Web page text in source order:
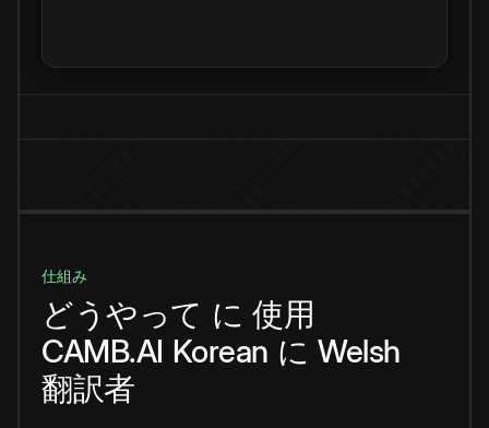
仕組み
どうやって に 使用
CAMB.AI Korean に Welsh
翻訳者